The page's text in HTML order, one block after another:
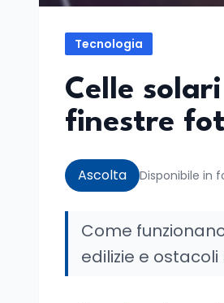
Tecnologia
Celle
finestre
Ascolta Disponibile in
Come
edilizie e